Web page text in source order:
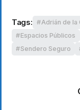
Tags: Adrián de la
Espacios Públicos
Sendero Seguro